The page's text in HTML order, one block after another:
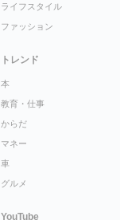
ライフスタイル
ファッション
トレンド
本
教育・仕事
からだ
マネー
車
グルメ
YouTube